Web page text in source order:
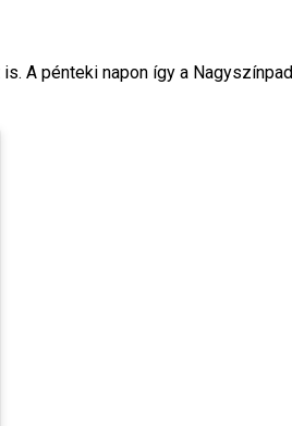
A pénteki napon így a Nagyszínpad